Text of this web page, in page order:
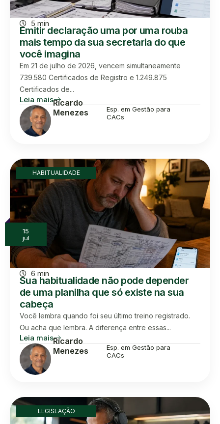
5 min
Emitir declaração uma por uma rouba
mais tempo da sua secretaria do que
você imagina
Em 21 de julho de 2026, vencem simultaneamente
739.580 Certificados de Registro e 1.249.875
Certificados de...
Leia maisRicardo
Menezes
Esp. em Gestão para
CACs
HABITUALIDADE
15
jul
6 min
Sua habitualidade não pode depender
de uma planilha que só existe na sua
cabeça
Você lembra quando foi seu último treino registrado.
Ou acha que lembra. A diferença entre essas...
Leia maisRicardo
Menezes
Esp. em Gestão para
CACs
LEGISLAÇÃO